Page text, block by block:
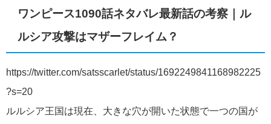
ワンピース1090話ネタバレ最新話の考察｜ル
ルシア攻撃はマザーフレイム？
https://twitter.com/satsscarlet/status/1692249841168982225
?s=20
ルルシア王国は現在、大きな穴が開いた状態で一つの国が